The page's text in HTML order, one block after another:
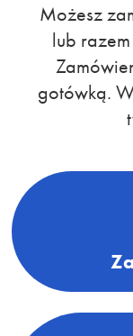
Możesz
lub
gotówką.